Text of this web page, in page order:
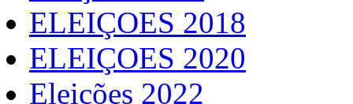
ELEIÇOES 2018
ELEIÇOES 2020
Eleições 2022